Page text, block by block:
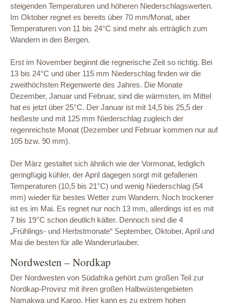
steigenden Temperaturen und höheren Niederschlagswerten.
Im Oktober regnet es bereits über 70 mm/Monat, aber
Temperaturen von 11 bis 24°C sind mehr als erträglich zum
Wandern in den Bergen.
Erst im November beginnt die regnerische Zeit so richtig. Bei
13 bis 24°C und über 115 mm Niederschlag finden wir die
zweithöchsten Regenwerte des Jahres. Die Monate
Dezember, Januar und Februar, sind die wärmsten, im Mittel
hat es jetzt über 25°C. Der Januar ist mit 14,5 bis 25,5 der
heißeste und mit 125 mm Niederschlag zugleich der
regenreichste Monat (Dezember und Februar kommen nur auf
105 bzw. 90 mm).
Der März gestaltet sich ähnlich wie der Vormonat, lediglich
geringfügig kühler, der April dagegen sorgt mit gefallenen
Temperaturen (10,5 bis 21°C) und wenig Niederschlag (54
mm) wieder für bestes Wetter zum Wandern. Noch trockener
ist es im Mai. Es regnet nur noch 13 mm, allerdings ist es mit
7 bis 19°C schon deutlich kälter. Dennoch sind die 4
„Frühlings- und Herbstmonate“ September, Oktober, April und
Mai die besten für alle Wanderurlauber.
Nordwesten – Nordkap
Der Nordwesten von Südafrika gehört zum großen Teil zur
Nordkap-Provinz mit ihren großen Halbwüstengebieten
Namakwa und Karoo. Hier kann es zu extrem hohen